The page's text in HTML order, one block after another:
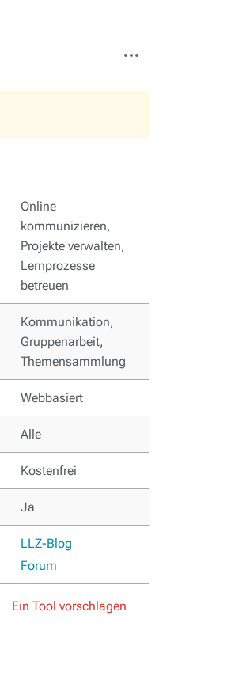
Aktionen
Online
kommunizieren,
Projekte verwalten,
Lernprozesse
betreuen
Kommunikation,
Gruppenarbeit,
Themensammlung
Webbasiert
Alle
Kostenfrei
Ja
LLZ-Blog
Forum
Ein Tool vorschlagen